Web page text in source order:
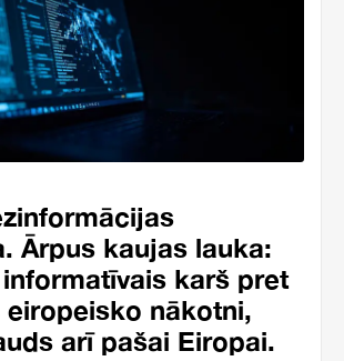
Ārpus kaujas lauka:
karš pret
eiropeisko nākotni,
arī pašai Eiropai.